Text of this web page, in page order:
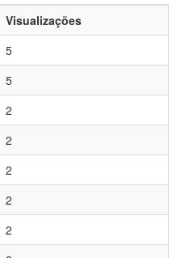
Visualizações
5
5
2
2
2
2
2